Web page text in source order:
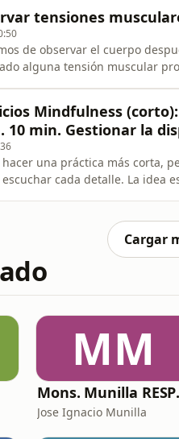
lo que debemos ob
tensiones
de observar el cuerpo
alguna tensión muscular
un penMindfulness
10 min. Gestionar la
hacer una práctica más corta,
cada detalle. La idea
Cargar
MM
Jose Ignacio Munilla